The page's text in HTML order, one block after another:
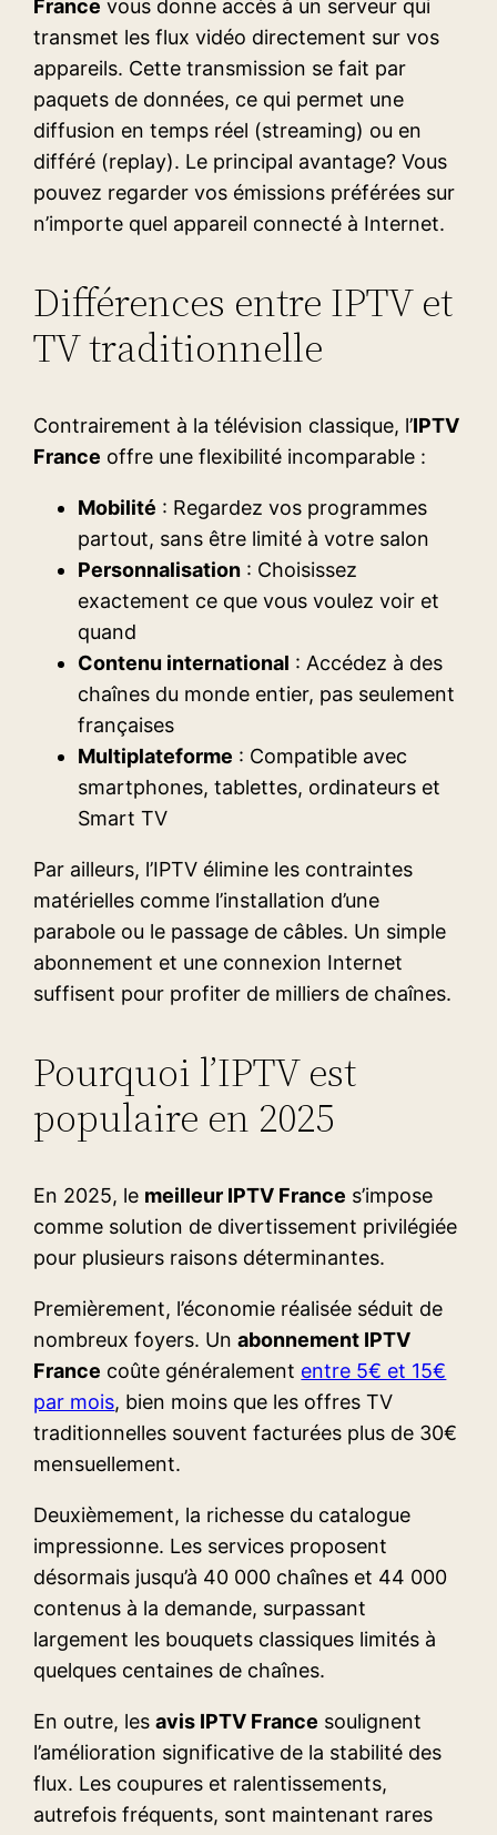
France vous donne accès à un serveur qui
transmet les flux vidéo directement sur vos
appareils. Cette transmission se fait par
paquets de données, ce qui permet une
diffusion en temps réel (streaming) ou en
différé (replay). Le principal avantage? Vous
pouvez regarder vos émissions préférées sur
n’importe quel appareil connecté à Internet.
Différences entre IPTV et
TV traditionnelle
Contrairement à la télévision classique, l’IPTV
France offre une flexibilité incomparable :
Mobilité : Regardez vos programmes
partout, sans être limité à votre salon
Personnalisation : Choisissez
exactement ce que vous voulez voir et
quand
Contenu international : Accédez à des
chaînes du monde entier, pas seulement
françaises
Multiplateforme : Compatible avec
smartphones, tablettes, ordinateurs et
Smart TV
Par ailleurs, l’IPTV élimine les contraintes
matérielles comme l’installation d’une
parabole ou le passage de câbles. Un simple
abonnement et une connexion Internet
suffisent pour profiter de milliers de chaînes.
Pourquoi l’IPTV est
populaire en 2025
En 2025, le meilleur IPTV France s’impose
comme solution de divertissement privilégiée
pour plusieurs raisons déterminantes.
Premièrement, l’économie réalisée séduit de
nombreux foyers. Unabonnement IPTV
France coûte généralement entre 5€ et 15€
par mois, bien moins que les offres TV
traditionnelles souvent facturées plus de 30€
mensuellement.
Deuxièmement, la richesse du catalogue
impressionne. Les services proposent
désormais jusqu’à 40 000 chaînes et 44 000
contenus à la demande, surpassant
largement les bouquets classiques limités à
quelques centaines de chaînes.
En outre, lesavis IPTV France soulignent
l’amélioration significative de la stabilité des
flux. Les coupures et ralentissements,
autrefois fréquents, sont maintenant rares